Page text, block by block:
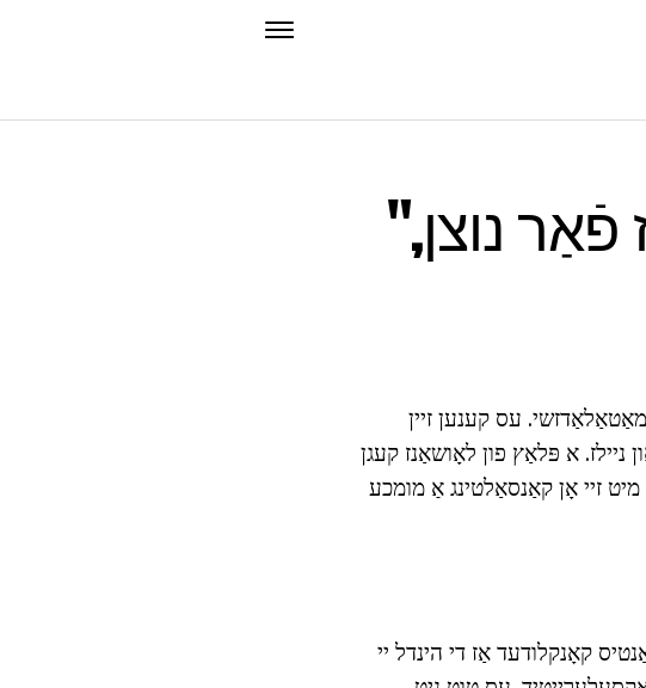
"רעטינאָל": ינסטראַקשאַנז פֿאַר נוצן,
עס קענען זיין
ניילז. א פּלאַץ פון לאָושאַנז קעגן
זיי אָן קאַנסאַלטינג אַ מומכע
אַ גרופּע פון סייאַנטיס קאָנקלודעד אַז די הינדל יי